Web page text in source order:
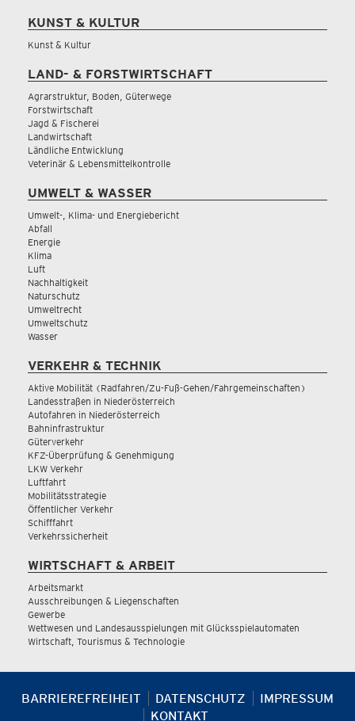
KUNST & KULTUR
Kunst & Kultur
LAND- & FORSTWIRTSCHAFT
Agrarstruktur, Boden, Güterwege
Forstwirtschaft
Jagd & Fischerei
Landwirtschaft
Ländliche Entwicklung
Veterinär & Lebensmittelkontrolle
UMWELT & WASSER
Umwelt-, Klima- und Energiebericht
Abfall
Energie
Klima
Luft
Nachhaltigkeit
Naturschutz
Umweltrecht
Umweltschutz
Wasser
VERKEHR & TECHNIK
Aktive Mobilität (Radfahren/Zu-Fuß-Gehen/Fahrgemeinschaften)
Landesstraßen in Niederösterreich
Autofahren in Niederösterreich
Bahninfrastruktur
Güterverkehr
KFZ-Überprüfung & Genehmigung
LKW Verkehr
Luftfahrt
Mobilitätsstrategie
Öffentlicher Verkehr
Schifffahrt
Verkehrssicherheit
WIRTSCHAFT & ARBEIT
Arbeitsmarkt
Ausschreibungen & Liegenschaften
Gewerbe
Wettwesen und Landesausspielungen mit Glücksspielautomaten
Wirtschaft, Tourismus & Technologie
BARRIEREFREIHEIT DATENSCHUTZ
IMPRESSUM
KONTAKT